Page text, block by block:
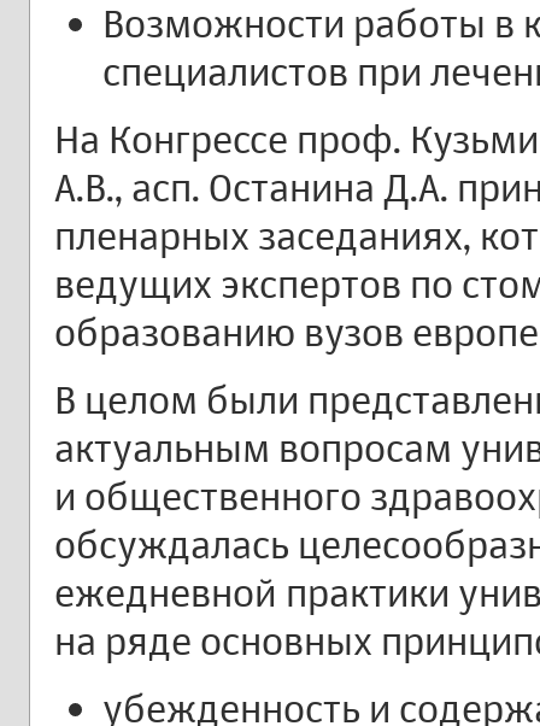
Возможности работы в
специалистов при
На Конгрессе проф.
А.В., асп. Останина Д.А.
пленарных заседаниях,
ведущих экспертов по
образованию вузов
В целом были
актуальным вопросам
и общественного
обсуждалась
ежедневной практики
на ряде основных
убежденность и